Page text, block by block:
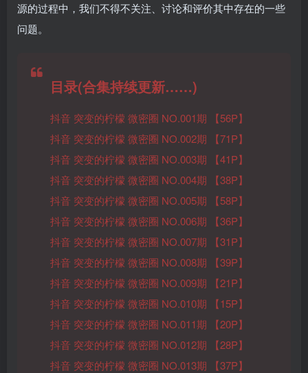
源的过程中，我们不得不关注、讨论和评价其中存在的一些
问题。
目录(合集持续更新……)
抖音 突变的柠檬 微密圈 NO.001期 【56P】
抖音 突变的柠檬 微密圈 NO.002期 【71P】
抖音 突变的柠檬 微密圈 NO.003期 【41P】
抖音 突变的柠檬 微密圈 NO.004期 【38P】
抖音 突变的柠檬 微密圈 NO.005期 【58P】
抖音 突变的柠檬 微密圈 NO.006期 【36P】
抖音 突变的柠檬 微密圈 NO.007期 【31P】
抖音 突变的柠檬 微密圈 NO.008期 【39P】
抖音 突变的柠檬 微密圈 NO.009期 【21P】
抖音 突变的柠檬 微密圈 NO.010期 【15P】
抖音 突变的柠檬 微密圈 NO.011期 【20P】
抖音 突变的柠檬 微密圈 NO.012期 【28P】
抖音 突变的柠檬 微密圈 NO.013期 【37P】